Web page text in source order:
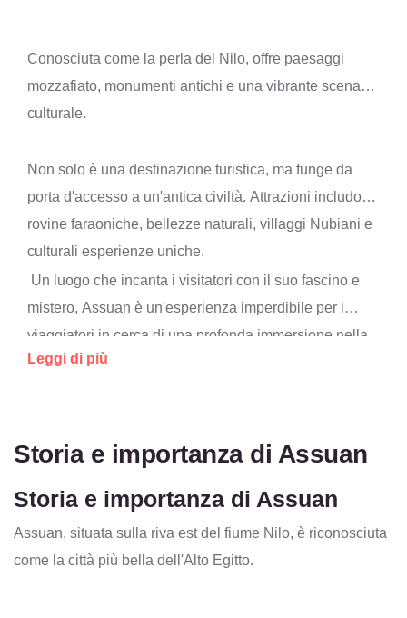
Conosciuta come la perla del Nilo, offre paesaggi
mozzafiato, monumenti antichi e una vibrante scena
culturale.
Non solo è una destinazione turistica, ma funge da
porta d'accesso a un'antica civiltà. Attrazioni includono
rovine faraoniche, bellezze naturali, villaggi Nubiani e
culturali esperienze uniche.
Un luogo che incanta i visitatori con il suo fascino e
mistero, Assuan è un'esperienza imperdibile per i
viaggiatori in cerca di una profonda immersione nella
storia e cultura egiziana.
Leggi di più
Storia e importanza di Assuan
Storia e importanza di Assuan
Assuan, situata sulla riva est del fiume Nilo, è riconosciuta
come la città più bella dell'Alto Egitto.